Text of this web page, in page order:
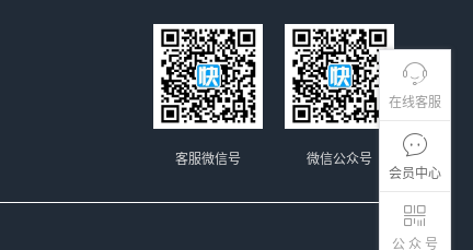
在线客服
会员中心
公 众 号
微信公众号
客服微信号